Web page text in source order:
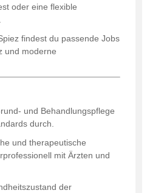
oder eine flexible
findest du passende Jobs
und moderne
und Behandlungspflege
durch.
und therapeutische
mit Ärzten und
der